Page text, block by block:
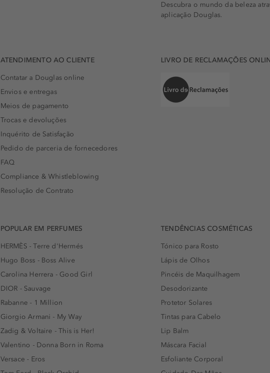
Descubra o mundo da beleza
aplicação Douglas.
ATENDIMENTO AO CLIENTE
Contatar a Douglas online
Envios e entregas
Meios de pagamento
Trocas e devoluções
Inquérito de Satisfação
Pedido de parceria de fornecedores
FAQ
Compliance & Whistleblowing
Resolução de Contrato
LIVRO DE RECLAMAÇÕES
POPULAR EM PERFUMES
HERMÈS - Terre d'Hermés
Hugo Boss - Boss Alive
Carolina Herrera - Good Girl
DIOR - Sauvage
Rabanne - 1 Million
Giorgio Armani - My Way
Zadig & Voltaire - This is Her!
Valentino - Donna Born in Roma
Versace - Eros
TENDÊNCIAS COSMÉTICAS
Tónico para Rosto
Lápis de Olhos
Pincéis de Maquilhagem
Desodorizante
Protetor Solares
Tintas para Cabelo
Lip Balm
Máscara Facial
Esfoliante Corporal